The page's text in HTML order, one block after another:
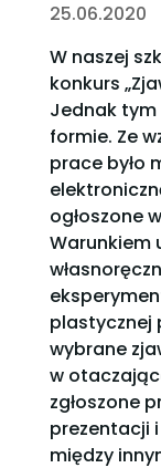
25.06.2020
W naszej
konkurs
Jednak tym
formie. Ze
prace było
ogłoszone
Warunkiem
plastycznej
wybrane
w
zgłoszone
prezentacji
między